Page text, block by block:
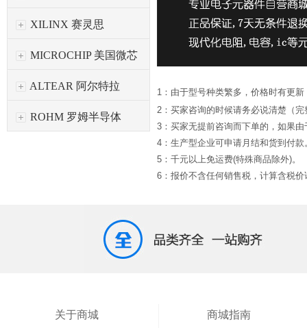
XILINX 赛灵思
MICROCHIP 美国微芯
ALTEAR 阿尔特拉
ROHM 罗姆半导体
1：由于型号种类繁多，价格时有更
2：买家咨询的时候请务必说清楚（
3：买家无提前咨询而下单的，如果
4：生产型企业可申请月结和货到付款
5：千元以上免运费(特殊商品除外)。
6：报价不含任何销售税，计算含税价
关于商城 商城指南